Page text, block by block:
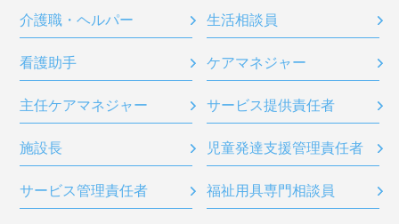
介護職・ヘルパー 生活相談員
看護助手 ケアマネジャー
主任ケアマネジャー サービス提供責任者
施設長 児童発達支援管理責任者
サービス管理責任者 福祉用具専門相談員